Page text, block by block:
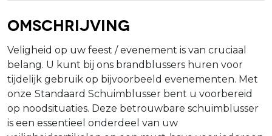
Omschrijving
Veligheid op uw feest / evenement is van cruciaal
belang. U kunt bij ons brandblussers huren voor
tijdelijk gebruik op bijvoorbeeld evenementen. Met
onze Standaard Schuimblusser bent u voorbereid
op noodsituaties. Deze betrouwbare schuimblusser
is een essentieel onderdeel van uw